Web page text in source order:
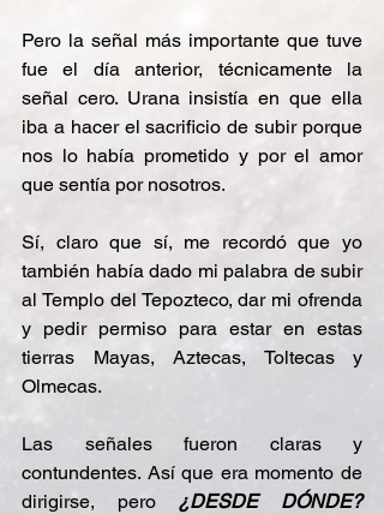
Pero la señal más importante que tuve
fue el día anterior, técnicamente la
señal cero. Urana insistía en que ella
iba a hacer el sacrificio de subir porque
nos lo había prometido y por el amor
que sentía por nosotros.
Sí, claro que sí, me recordó que yo
también había dado mi palabra de subir
al Templo del Tepozteco, dar mi ofrenda
y pedir permiso para estar en estas
tierras Mayas, Aztecas, Toltecas y
Olmecas.
Las señales fueron claras y
contundentes. Así que era momento de
dirigirse, pero ¿DESDE DÓNDE?